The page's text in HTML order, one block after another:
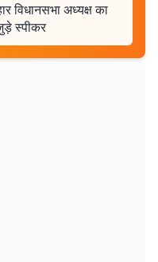
विधानसभा अध्यक्ष का
स्पीकर